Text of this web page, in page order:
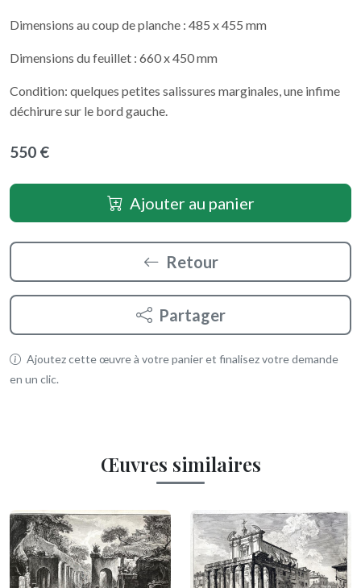
Dimensions au coup de planche : 485 x 455 mm
Dimensions du feuillet : 660 x 450 mm
Condition: quelques petites salissures marginales, une infime
déchirure sur le bord gauche.
550 €
Ajouter au panier
Retour
Partager
Ajoutez cette œuvre à votre panier et finalisez votre demande
en un clic.
Œuvres similaires